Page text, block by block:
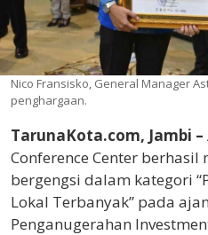
Nico Fransisko, General Manager
penghargaan.
TarunaKota.com, Jambi –
Conference Center
bergengsi dalam kategori
Lokal Terbanyak” pada
Penganugerahan